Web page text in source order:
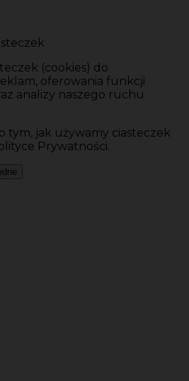
(cookies) do
oferowania funkcji
analizy naszego ruchu
tym, jak używamy ciasteczek
Prywatności.